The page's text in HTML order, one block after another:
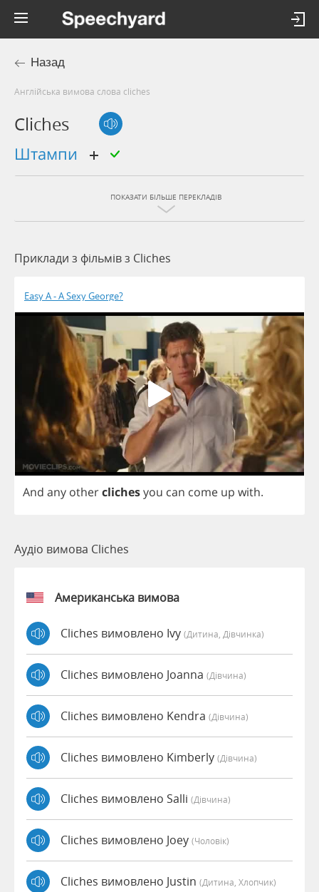
Назад
Англійська вимова слова cliches
Cliches
штампи
ПОКАЗАТИ БІЛЬШЕ ПЕРЕКЛАДІВ
Приклади з фільмів з Cliches
Easy A - A Sexy George?
And any otherclichesyou can come up with.
Аудіо вимова Cliches
Американська вимова
Cliches вимовлено Ivy (дитина, Дівчинка)
Cliches вимовлено Joanna (дівчина)
Cliches вимовлено Kendra (дівчина)
Cliches вимовлено Kimberly (дівчина)
Cliches вимовлено Salli (дівчина)
Cliches вимовлено Joey (чоловік)
Cliches вимовлено Justin (дитина, Хлопчик)